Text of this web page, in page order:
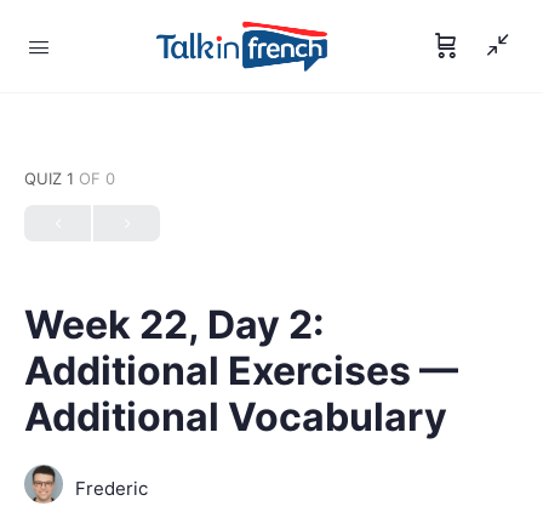
QUIZ 1 OF 0
Week 22, Day 2:
Additional Exercises —
Additional Vocabulary
Frederic